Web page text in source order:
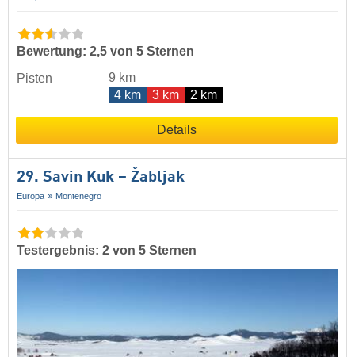
Bewertung: 2,5 von 5 Sternen
Pisten
9 km
4 km
3 km 2 km
Details
29. Savin Kuk – Žabljak
Europa Montenegro
Testergebnis: 2 von 5 Sternen